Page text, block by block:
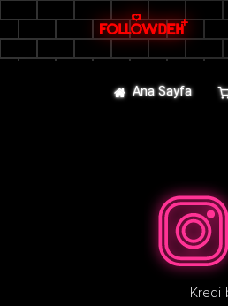
Ana Sayfa
Kredi